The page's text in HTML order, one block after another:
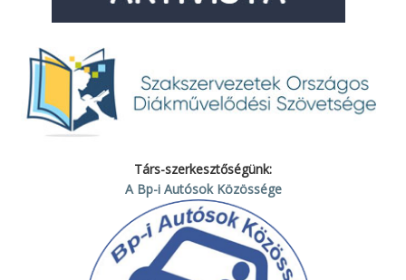
Társ-szerkesztőségünk:
A Bp-i Autósok Közössége